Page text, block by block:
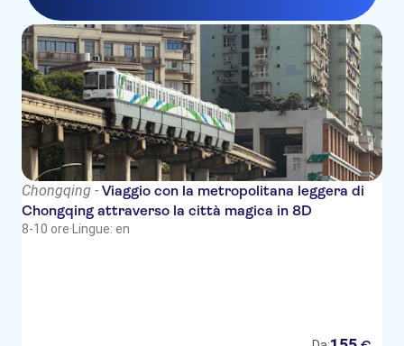
Chongqing - Viaggio con la metropolitana leggera di
Chongqing attraverso la città magica in 8D
8-10 ore· Lingue: en